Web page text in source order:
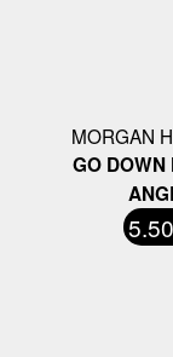
MORGAN
GO DOWN